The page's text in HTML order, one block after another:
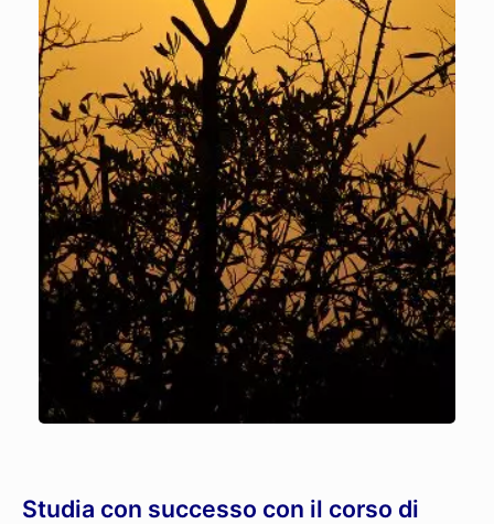
Studia con successo con il corso di